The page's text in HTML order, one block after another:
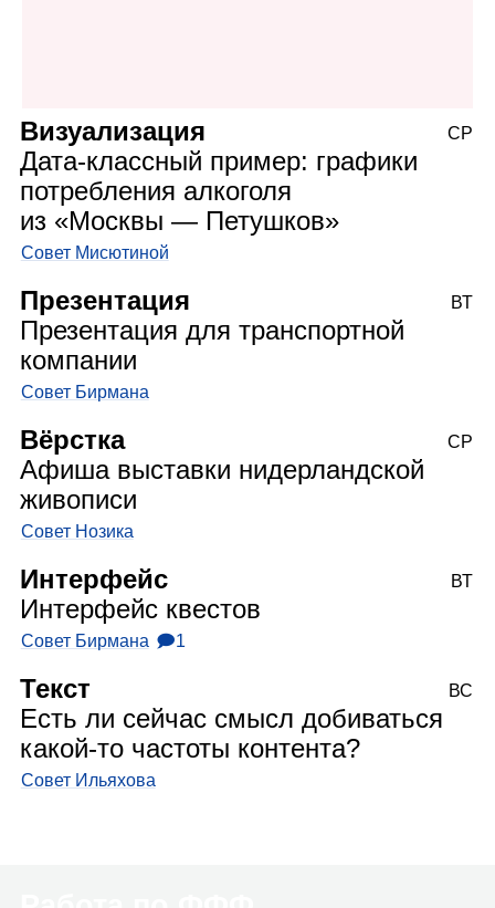
Визуализация
Дата‑классный пример: графики
потребления алкоголя
из «Москвы — Петушков»
Совет Мисютиной
СР
Презентация
Презентация для транспортной
компании
Совет Бирмана
ВТ
Вёрстка
Афиша выставки нидерландской
живописи
Совет Нозика
СР
Интерфейс
Интерфейс квестов
Совет Бирмана 🗩1
ВТ
Текст
Есть ли сейчас смысл добиваться
какой‑то частоты контента?
Совет Ильяхова
ВС